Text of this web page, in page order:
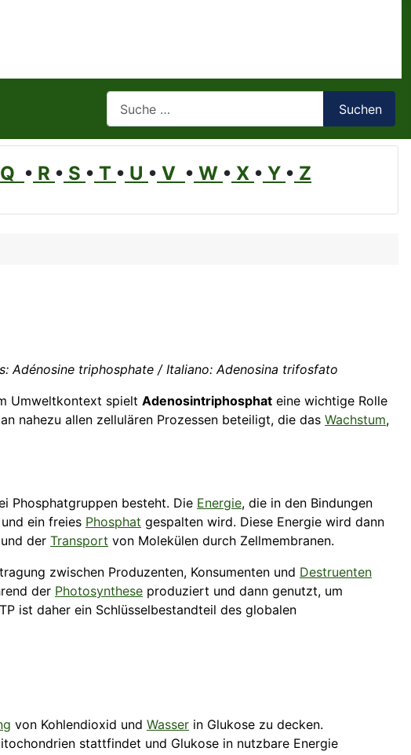
Suchen
Q • R • S • T • U • V • W • X • Y • Z
Adénosine triphosphate / Italiano: Adenosina trifosfato
Umweltkontext spielt Adenosintriphosphat eine wichtige Rolle
nahezu allen zellulären Prozessen beteiligt, die das Wachstum,
Phosphatgruppen besteht. Die Energie, die in den Bindungen
ein freies Phosphat gespalten wird. Diese Energie wird dann
der Transport von Molekülen durch Zellmembranen.
zwischen Produzenten, Konsumenten und Destruenten
der Photosynthese produziert und dann genutzt, um
ist daher ein Schlüsselbestandteil des globalen
von Kohlendioxid und Wasser in Glukose zu decken.
stattfindet und Glukose in nutzbare Energie